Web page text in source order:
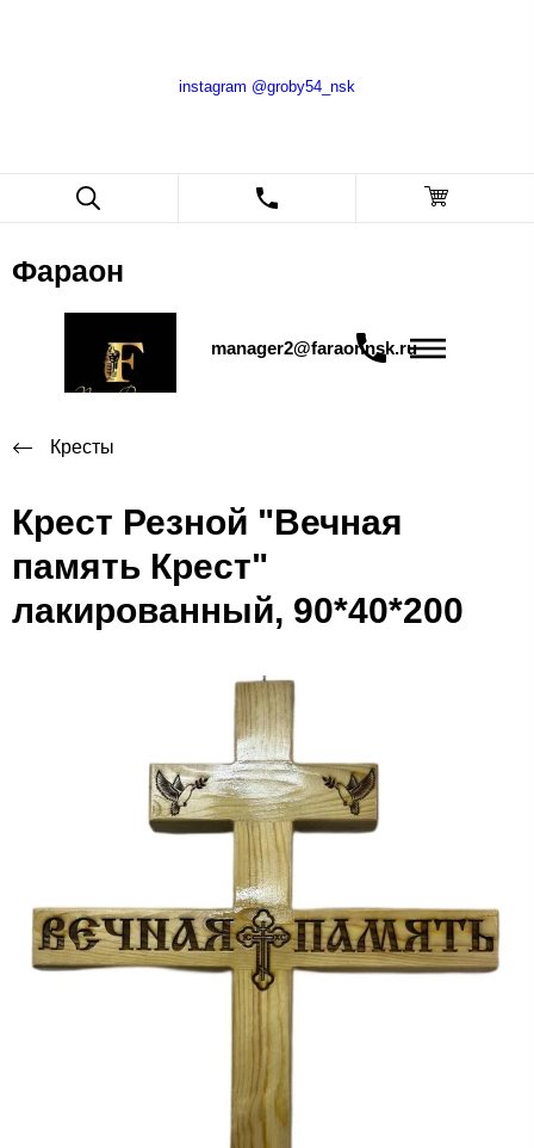
instagram @groby54_nsk
Фараон
manager2@faraonnsk.ru
Кресты
Крест Резной "Вечная
память Крест"
лакированный, 90*40*200